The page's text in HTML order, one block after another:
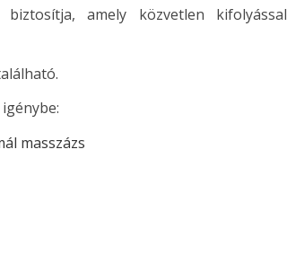
amely közvetlen kifolyással
masszázs